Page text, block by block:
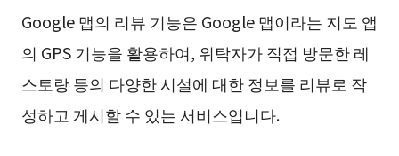
Google 맵의 리뷰 기능은 Google 맵이라는 지도 앱
의 GPS 기능을 활용하여, 위탁자가 직접 방문한 레
스토랑 등의 다양한 시설에 대한 정보를 리뷰로 작
성하고 게시할 수 있는 서비스입니다.